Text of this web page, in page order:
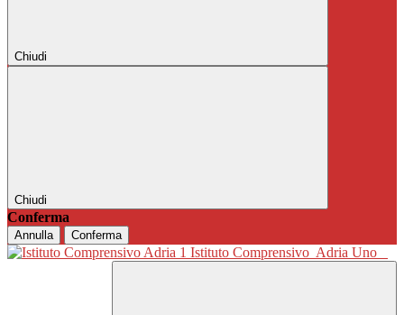
Chiudi
Chiudi
Conferma
Annulla Conferma
Istituto Comprensivo Adria Uno